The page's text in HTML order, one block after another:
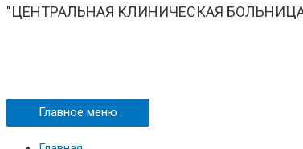
"ЦЕНТРАЛЬНАЯ КЛИНИЧЕСКАЯ
Главное меню